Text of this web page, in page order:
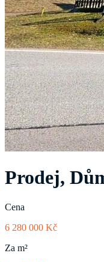
Prodej,
Cena
6 280 000 Kč
Za m²